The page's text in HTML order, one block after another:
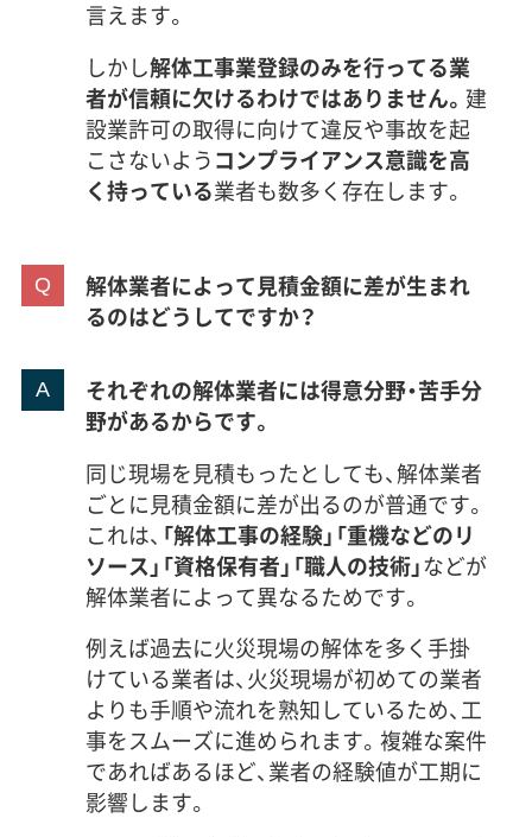
言えます。
しかし解体工事業登録のみを行ってる業
者が信頼に欠けるわけではありません。 建
設業許可の取得に向けて違反や事故を起
こさないようコンプライアンス意識を高
く持っている業者も数多く存在します。
解体業者によって見積金額に差が生まれ
るのはどうしてですか？
それぞれの解体業者には得意分野・苦手分
野があるからです。
同じ現場を見積もったとしても、解体業者
ごとに見積金額に差が出るのが普通です。
これは、 「解体工事の経験」「重機などのリ
ソース」「資格保有者」「職人の技術」などが
解体業者によって異なるためです。
例えば過去に火災現場の解体を多く手掛
けている業者は、火災現場が初めての業者
よりも手順や流れを熟知しているため、工
事をスムーズに進められます。複雑な案件
であればあるほど、業者の経験値が工期に
影響します。